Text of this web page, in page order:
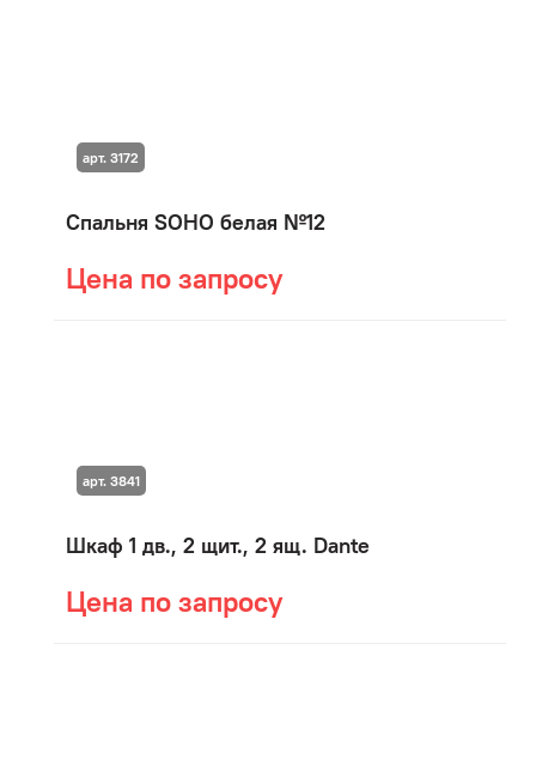
Спальня SOHO белая №12
Цена по запросу
арт. 3172
Шкаф 1 дв., 2 щит., 2 ящ. Dante
Цена по запросу
арт. 3841